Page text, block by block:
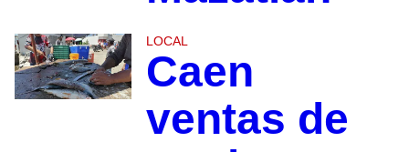
LOCAL
Caen
ventas de